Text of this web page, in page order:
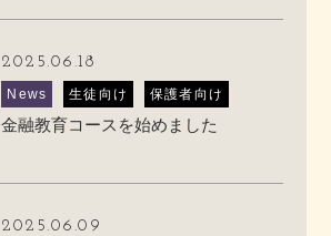
2025.06.18
News 生徒向け 保護者向け
金融教育コースを始めました
2025.06.09